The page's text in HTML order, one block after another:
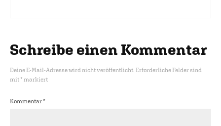
Schreibe einen Kommentar
Deine E-Mail-Adresse wird nicht veröffentlicht. Erforderliche Felder sind
mit* markiert
Kommentar*